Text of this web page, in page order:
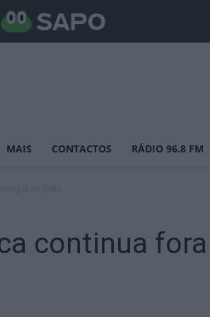
MAIS CONTACTOS RÁDIO 96.8 FM
continua